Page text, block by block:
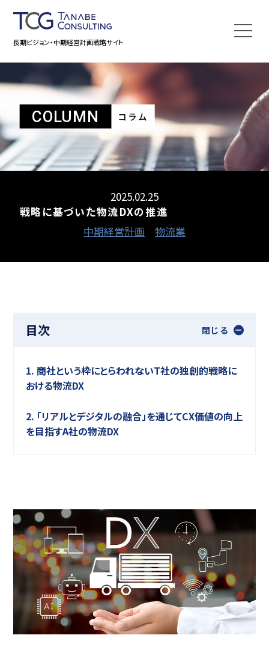
長期ビジョン・中期経営計画戦略サイト
COLUMN コラム
2025.02.25
戦略に基づいた物流DXの推進
中期経営計画
物流業
目次 閉じる
1. 商社という枠にとらわれないT社の独創的戦略に
おける物流DX
2. 「リアルとデジタルの融合」を通じてCX価値の向上
を目指すA社の物流DX